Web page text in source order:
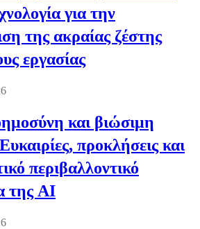
για την
της ακραίας ζέστης
εργασίας
και βιώσιμη
προκλήσεις και
περιβαλλοντικό
της AI